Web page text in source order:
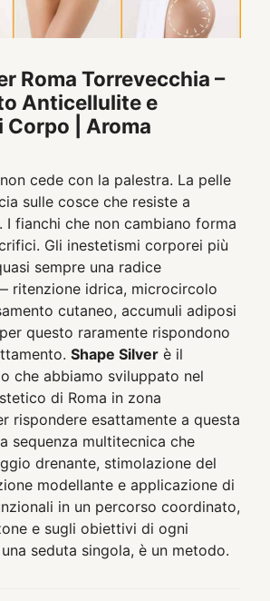
Roma Torrevecchia –
Anticellulite e
| Aroma
cede con la palestra. La pelle
sulle cosce che resiste a
I fianchi che non cambiano forma
Gli inestetismi corporei più
sempre una radice
ritenzione idrica, microcircolo
cutaneo, accumuli adiposi
questo raramente rispondono
Shape Silver è il
che abbiamo sviluppato nel
di Roma in zona
rispondere esattamente a questa
sequenza multitecnica che
drenante, stimolazione del
modellante e applicazione di
in un percorso coordinato,
e sugli obiettivi di ogni
seduta singola, è un metodo.